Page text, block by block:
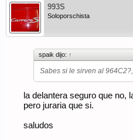
993S
Soloporschista
spaik dijo: ↑
Sabes si le sirven al
la delantera seguro que no,
pero juraria que si.
saludos